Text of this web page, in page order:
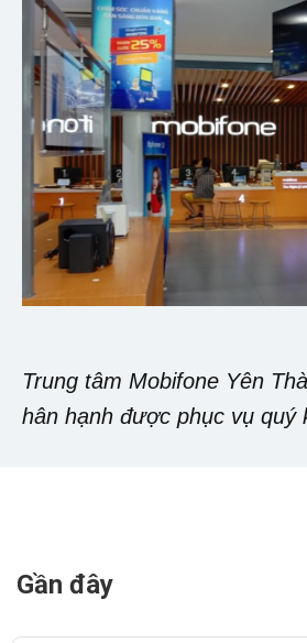
Trung tâm Mobifone Yên
hân hạnh được phục vụ quý
Gần đây